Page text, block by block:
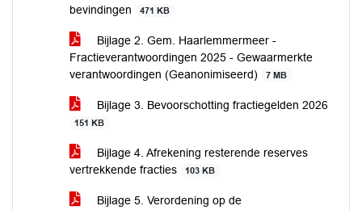
bevindingen
471 KB
Bijlage 2. Gem. Haarlemmermeer -
Fractieverantwoordingen 2025 - Gewaarmerkte
verantwoordingen (Geanonimiseerd)
7 MB
Bijlage 3. Bevoorschotting fractiegelden 2026
151 KB
Bijlage 4. Afrekening resterende reserves
vertrekkende fracties
103 KB
Bijlage 5. Verordening op de